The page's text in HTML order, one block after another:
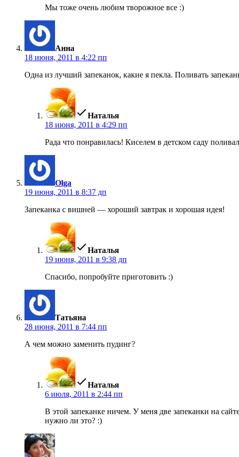
Мы тоже очень любим творожное все :)
Анна
18 июня, 2011 в 4:22 пп
Одна из лучший запеканок, какие я пекла. Поливать
Наталья
18 июня, 2011 в 4:29 пп
Рада что понравилась! Киселем в детском саду
Olga
19 июня, 2011 в 8:37 дп
Запеканка с вишней — хороший завтрак и хорошая идея!
Наталья
19 июня, 2011 в 9:38 дп
Спасибо, попробуйте приготовить :)
Татьяна
28 июня, 2011 в 7:44 пп
А чем можно заменить пудинг?
Наталья
6 июля, 2011 в 2:44 пп
В этой запеканке ничем. У меня две запеканки на
нужно ли это? :)